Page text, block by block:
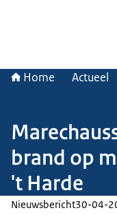
Home Actueel
brand op
't Harde
Nieuwsbericht30-04-